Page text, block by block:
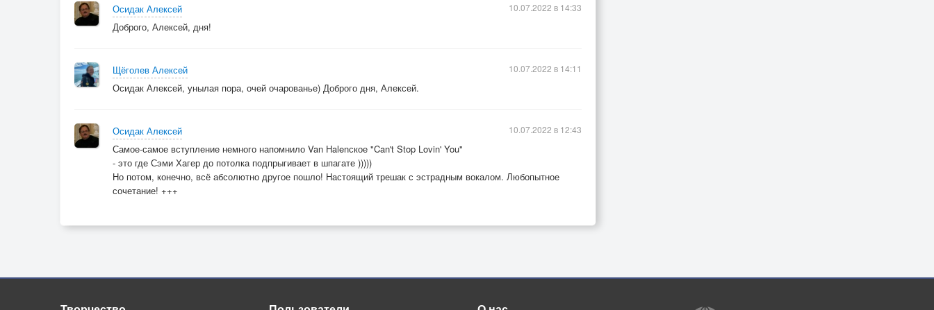
Осидак Алексей
Доброго, Алексей, дня!
10.07.2022 в 14:33
Щёголев Алексей
Осидак Алексей, унылая пора, очей очарованье) Доброго дня, Алексей.
10.07.2022 в 14:11
Осидак Алексей
Самое-самое вступление немного напомнило Van Halenское "Can't Stop Lovin' You"
- это где Сэми Хагер до потолка подпрыгивает в шпагате )))))
Но потом, конечно, всё абсолютно другое пошло! Настоящий трешак с эстрадным вокалом. Любопытное
сочетание! +++
10.07.2022 в 12:43